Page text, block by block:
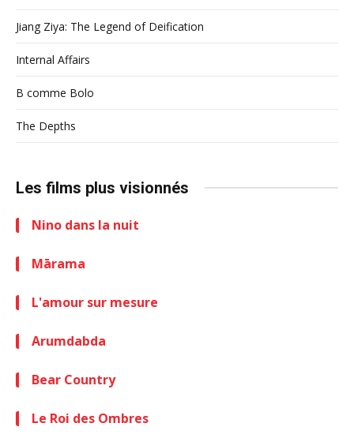
Jiang Ziya: The Legend of Deification
Internal Affairs
B comme Bolo
The Depths
Les films plus visionnés
Nino dans la nuit
Mārama
L'amour sur mesure
Arumdabda
Bear Country
Le Roi des Ombres